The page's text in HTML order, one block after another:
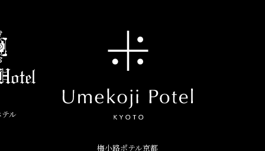
ル
梅小路ポテル京都